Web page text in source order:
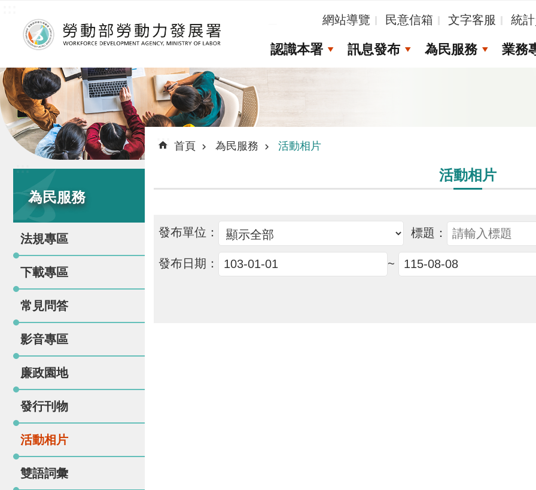
網站導覽 民意信箱 文字客服 統
認識本署 訊息發布 為民服務 業務
:::
為民服務
法規專區
下載專區
常見問答
影音專區
廉政園地
發行刊物
活動相片
雙語詞彙
::: 首頁 為民服務 活動相片
活動相片
發布單位： 標題：
發布日期： ~